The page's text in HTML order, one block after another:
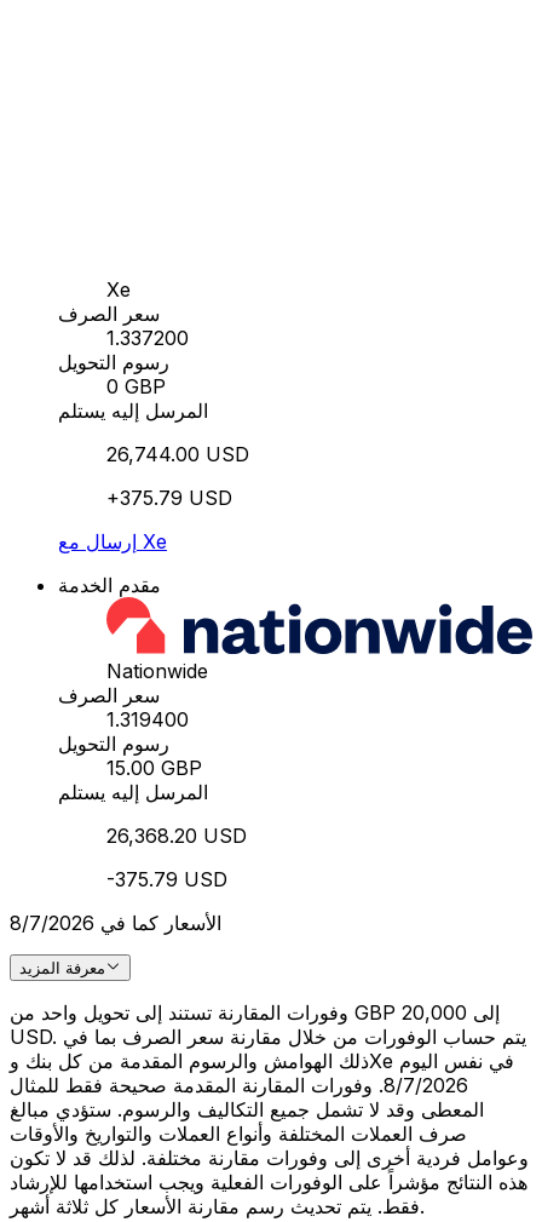
Xe
سعر الصرف
1.337200
رسوم التحويل
0 GBP
المرسل إليه يستلم
26,744.00 USD
+375.79 USD
إرسال مع Xe
مقدم الخدمة
Nationwide
سعر الصرف
1.319400
رسوم التحويل
15.00 GBP
المرسل إليه يستلم
26,368.20 USD
-375.79 USD
الأسعار كما في 8/7/2026
معرفة المزيد
وفورات المقارنة تستند إلى تحويل واحد من GBP 20,000 إلى
USD. يتم حساب الوفورات من خلال مقارنة سعر الصرف بما في
ذلك الهوامش والرسوم المقدمة من كل بنك وXe في نفس اليوم
8/7/2026. وفورات المقارنة المقدمة صحيحة فقط للمثال
المعطى وقد لا تشمل جميع التكاليف والرسوم. ستؤدي مبالغ
صرف العملات المختلفة وأنواع العملات والتواريخ والأوقات
وعوامل فردية أخرى إلى وفورات مقارنة مختلفة. لذلك قد لا تكون
هذه النتائج مؤشراً على الوفورات الفعلية ويجب استخدامها للإرشاد
فقط. يتم تحديث رسم مقارنة الأسعار كل ثلاثة أشهر.